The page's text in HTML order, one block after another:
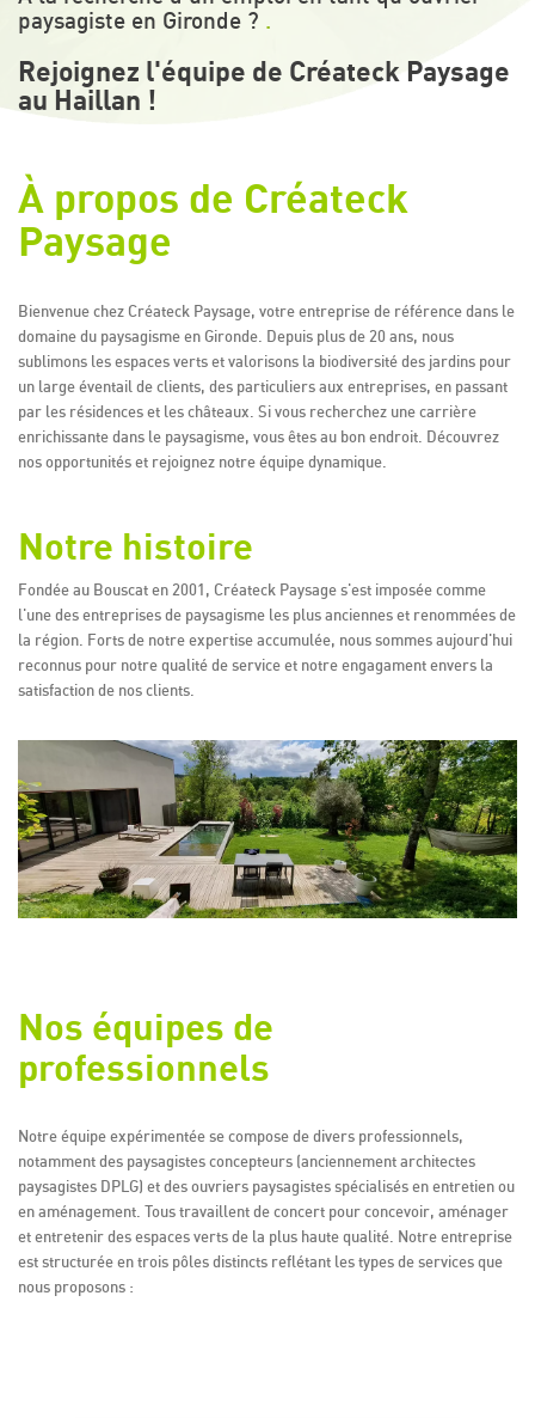
paysagiste en Gironde ? .
Rejoignez l'équipe de Créateck Paysage
au Haillan !
À propos de Créateck
Paysage
Bienvenue chez Créateck Paysage, votre entreprise de référence dans le
domaine du paysagisme en Gironde. Depuis plus de 20 ans, nous
sublimons les espaces verts et valorisons la biodiversité des jardins pour
un large éventail de clients, des particuliers aux entreprises, en passant
par les résidences et les châteaux. Si vous recherchez une carrière
enrichissante dans le paysagisme, vous êtes au bon endroit. Découvrez
nos opportunités et rejoignez notre équipe dynamique.
Notre histoire
Fondée au Bouscat en 2001, Créateck Paysage s'est imposée comme
l'une des entreprises de paysagisme les plus anciennes et renommées de
la région. Forts de notre expertise accumulée, nous sommes aujourd'hui
reconnus pour notre qualité de service et notre engagament envers la
satisfaction de nos clients.
Nos équipes de
professionnels
Notre équipe expérimentée se compose de divers professionnels,
notamment des paysagistes concepteurs (anciennement architectes
paysagistes DPLG) et des ouvriers paysagistes spécialisés en entretien ou
en aménagement. Tous travaillent de concert pour concevoir, aménager
et entretenir des espaces verts de la plus haute qualité. Notre entreprise
est structurée en trois pôles distincts reflétant les types de services que
nous proposons :